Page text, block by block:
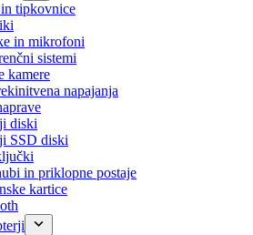
tipkovnice
in mikrofoni
sistemi
kamere
napajanja
diski
SSD diski
in priklopne postaje
kartice